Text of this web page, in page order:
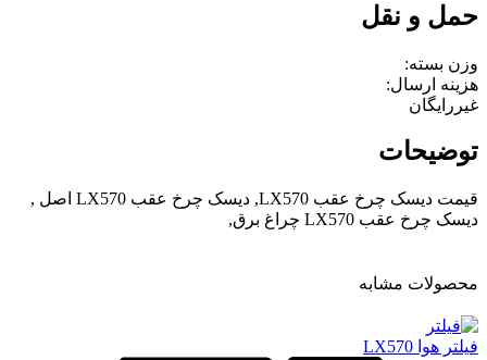
حمل و نقل
وزن بسته:
هزینه ارسال:
غیررایگان
توضیحات
قیمت دیسک چرخ عقب LX570, دیسک چرخ عقب LX570 اصل ,
دیسک چرخ عقب LX570 چراغ برق,
محصولات مشابه
فیلتر هوا LX570